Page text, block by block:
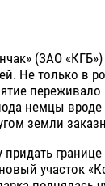
(ЗАО
Не только в
немцы
земли
участок